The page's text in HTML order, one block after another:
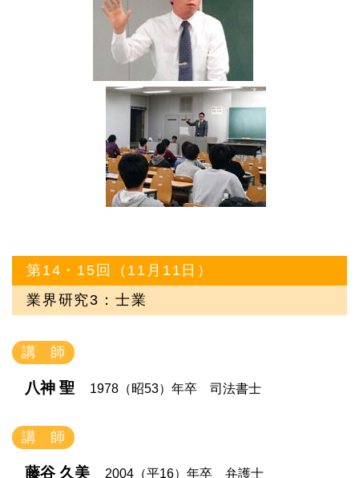
第14・15回（11月11日）
業界研究3：士業
講 師
八神 聖 1978（昭53）年卒 司法書士
講 師
藤谷 久美 2004（平16）年卒 弁護士